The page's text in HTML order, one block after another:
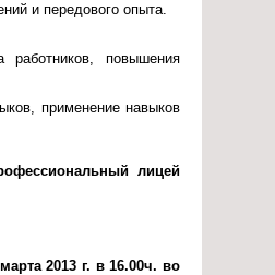
и передового опыта.
работников, повышения
применение навыков
лицей
2013 г. в 16.00ч. во